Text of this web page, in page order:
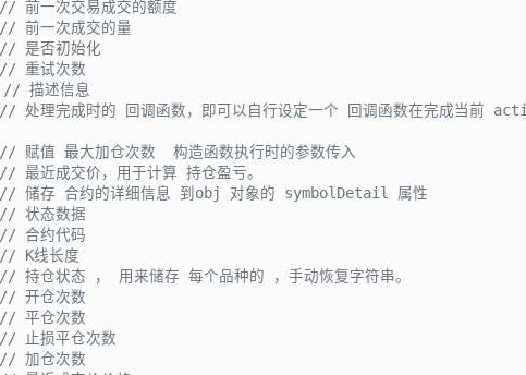
// 前一次交易成交的额度
// 前一次成交的量
// 是否初始化
// 重试次数
// 描述信息
// 处理完成时的 回调函数，即可以自行设定一个 回调函数在完成当前
// 赋值 最大加仓次数  构造函数执行时的参数传入
// 最近成交价，用于计算 持仓盈亏。
// 储存 合约的详细信息 到obj 对象的 symbolDetail 属性
// 状态数据
// 合约代码
// K线长度
// 持仓状态 ， 用来储存 每个品种的 ，手动恢复字符串。
// 开仓次数
// 平仓次数
// 止损平仓次数
// 加仓次数